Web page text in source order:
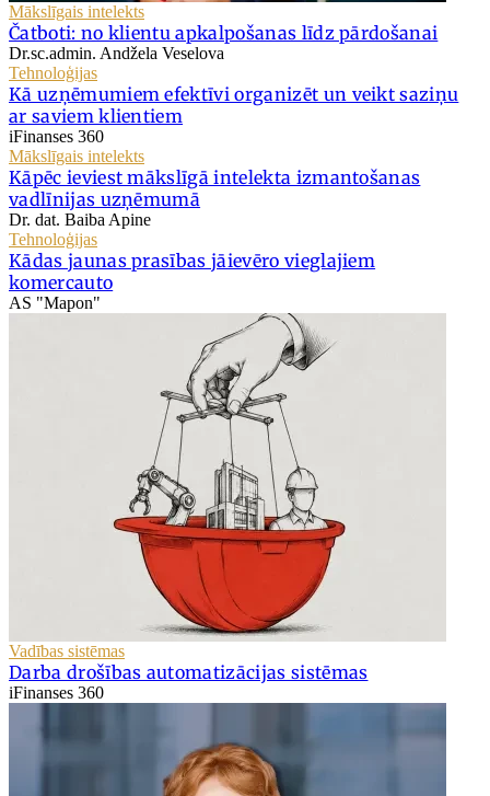
Mākslīgais intelekts
Čatboti: no klientu apkalpošanas līdz pārdošanai
Dr.sc.admin. Andžela Veselova
Tehnoloģijas
Kā uzņēmumiem efektīvi organizēt un veikt saziņu
ar saviem klientiem
iFinanses 360
Mākslīgais intelekts
Kāpēc ieviest mākslīgā intelekta izmantošanas
vadlīnijas uzņēmumā
Dr. dat. Baiba Apine
Tehnoloģijas
Kādas jaunas prasības jāievēro vieglajiem
komercauto
AS "Mapon"
Vadības sistēmas
Darba drošības automatizācijas sistēmas
iFinanses 360